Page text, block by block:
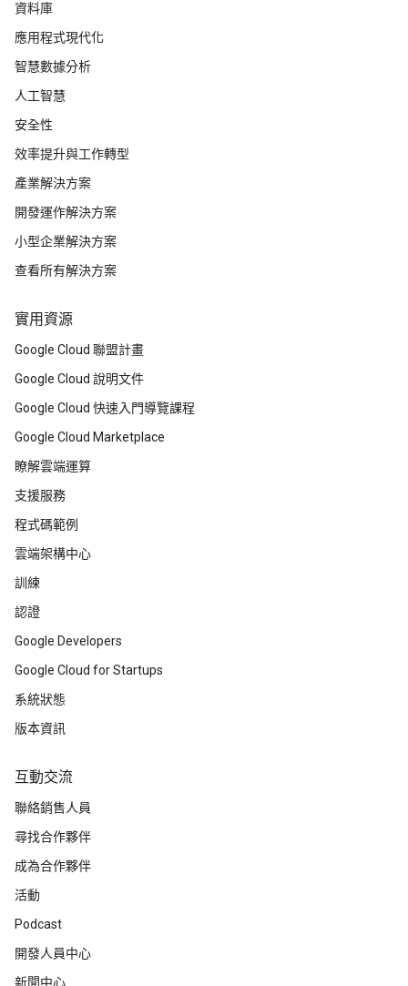
資料庫
應用程式現代化
智慧數據分析
人工智慧
安全性
效率提升與工作轉型
產業解決方案
開發運作解決方案
小型企業解決方案
查看所有解決方案
實用資源
Google Cloud 聯盟計畫
Google Cloud 說明文件
Google Cloud 快速入門導覽課程
Google Cloud Marketplace
瞭解雲端運算
支援服務
程式碼範例
雲端架構中心
訓練
認證
Google Developers
Google Cloud for Startups
系統狀態
版本資訊
互動交流
聯絡銷售人員
尋找合作夥伴
成為合作夥伴
活動
Podcast
開發人員中心
新聞中心